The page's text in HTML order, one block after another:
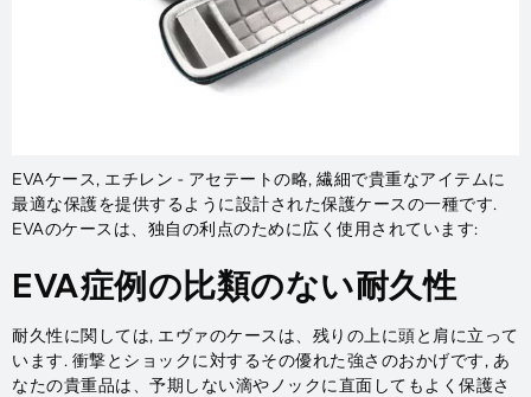
EVAケース, エチレン - アセテートの略, 繊細で貴重なアイテムに
最適な保護を提供するように設計された保護ケースの一種です.
EVAのケースは、独自の利点のために広く使用されています:
EVA症例の比類のない耐久性
耐久性に関しては, エヴァのケースは、残りの上に頭と肩に立って
います. 衝撃とショックに対するその優れた強さのおかげです, あ
なたの貴重品は、予期しない滴やノックに直面してもよく保護さ